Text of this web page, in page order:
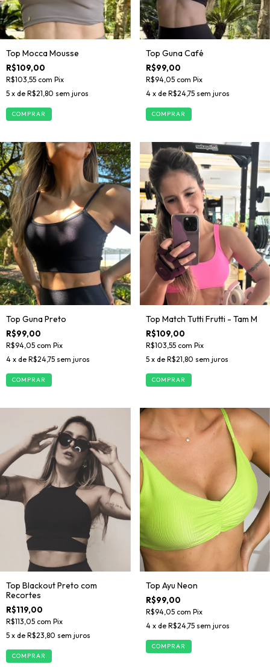
Top Mocca Mousse
R$109,00
R$103,55 com Pix
5 x de R$21,80 sem juros
COMPRAR
Top Guna Café
R$99,00
R$94,05 com Pix
4 x de R$24,75 sem juros
COMPRAR
Top Guna Preto
R$99,00
R$94,05 com Pix
4 x de R$24,75 sem juros
COMPRAR
Top Match Tutti Frutti - Tam M
R$109,00
R$103,55 com Pix
5 x de R$21,80 sem juros
COMPRAR
Top Blackout Preto com
Recortes
R$119,00
R$113,05 com Pix
5 x de R$23,80 sem juros
COMPRAR
Top Ayu Neon
R$99,00
R$94,05 com Pix
4 x de R$24,75 sem juros
COMPRAR